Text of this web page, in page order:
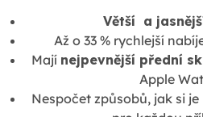
Větší a
Až o 33 % rychlejší
Mají nejpevnější přední
Apple
Nespočet způsobů, jak si